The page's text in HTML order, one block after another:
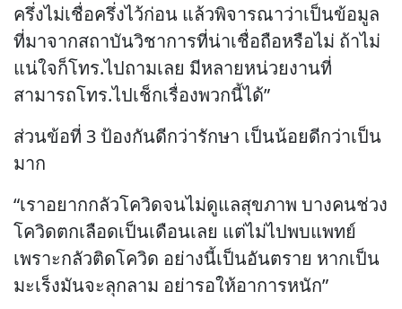
ครึ่งไม่เชื่อครึ่งไว้ก่อน แล้วพิจารณาว่าเป็นข้อมูล
ที่มาจากสถาบันวิชาการที่น่าเชื่อถือหรือไม่ ถ้าไม่
แน่ใจก็โทร.ไปถามเลย มีหลายหน่วยงานที่
สามารถโทร.ไปเช็กเรื่องพวกนี้ได้”
ส่วนข้อที่ 3 ป้องกันดีกว่ารักษา เป็นน้อยดีกว่าเป็น
มาก
“เราอยากกลัวโควิดจนไม่ดูแลสุขภาพ บางคนช่วง
โควิดตกเลือดเป็นเดือนเลย แต่ไม่ไปพบแพทย์
เพราะกลัวติดโควิด อย่างนี้เป็นอันตราย หากเป็น
มะเร็งมันจะลุกลาม อย่ารอให้อาการหนัก”